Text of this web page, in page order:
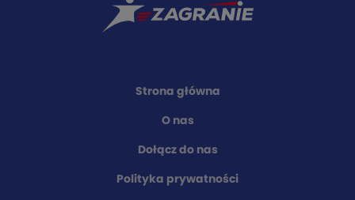
Strona główna
O nas
Dołącz do nas
Polityka prywatności